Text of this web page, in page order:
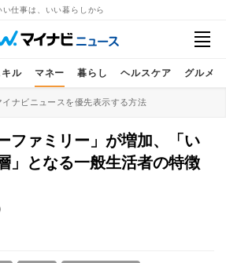
い仕事は、いい暮らしから
キル マネー 暮らし ヘルスケア グルメ
ナビニュースを優先表示する方法
ファミリー」が増加、「い
」となる一般生活者の特徴